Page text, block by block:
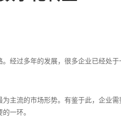
经过多年的发展，很多企业已经处
主流的市场形势。有鉴于此，企业
一环。